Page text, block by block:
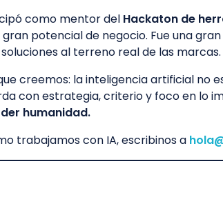
como mentor del Hackaton de
potencial de negocio. Fue una
al terreno real de las marcas.
creemos: la inteligencia artificial no
con estrategia, criterio y foco en lo
humanidad.
trabajamos con IA, escribinos a